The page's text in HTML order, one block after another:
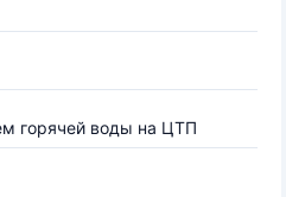
горячей воды на ЦТП